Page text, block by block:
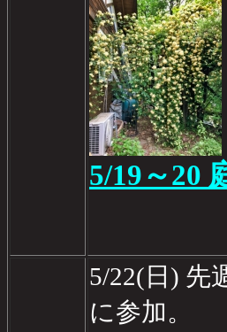
5/19～20
5/22(日) 先
に参加。